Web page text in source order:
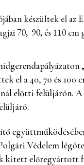
készültek el
70, 90, és 110
el a 40, 70 és 100
előtti felüljárón.
Védelem
előregyártott